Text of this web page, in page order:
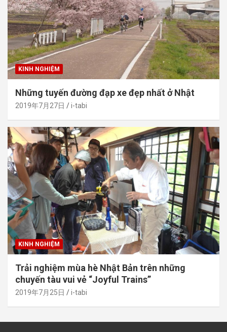
KINH NGHIỆM
Những tuyến đường đạp xe đẹp nhất ở Nhật
2019年7月27日 i-tabi
KINH NGHIỆM
Trải nghiệm mùa hè Nhật Bản trên những
chuyến tàu vui vẻ “Joyful Trains”
2019年7月25日 i-tabi